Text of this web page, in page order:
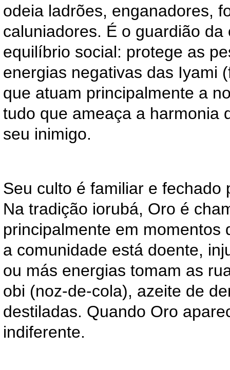
odeia ladrões, enganadores,
caluniadores. É o guardião da
equilíbrio social: protege as
energias negativas das Iyami
que atuam principalmente a
tudo que ameaça a harmonia
seu inimigo.
Seu culto é familiar e fechado
Na tradição iorubá, Oro é
principalmente em
a comunidade está doente,
ou más energias tomam as
obi (noz-de-cola), azeite de
destiladas. Quando Oro
indiferente.